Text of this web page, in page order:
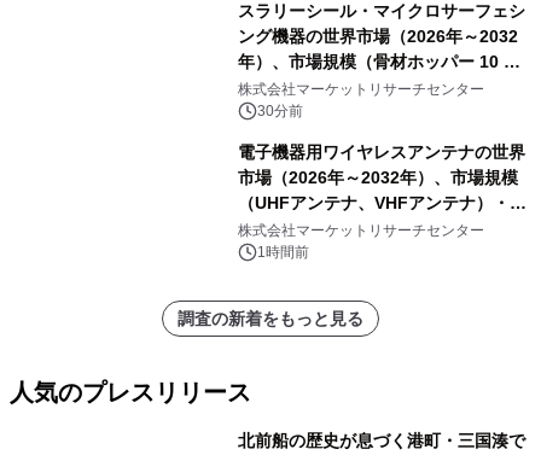
スラリーシール・マイクロサーフェシ
ング機器の世界市場（2026年～2032
年）、市場規模（骨材ホッパー 10 m³
以下、骨材ホッパー 10 m³～12 m³、
骨材ホッパー 12 m³以上）・分析レポ
株式会社マーケットリサーチセンター
30分前
電子機器用ワイヤレスアンテナの世界
市場（2026年～2032年）、市場規模
（UHFアンテナ、VHFアンテナ）・分
析レポートを発表
株式会社マーケットリサーチセンター
1時間前
調査の新着をもっと見る
人気のプレスリリース
北前船の歴史が息づく港町・三国湊で